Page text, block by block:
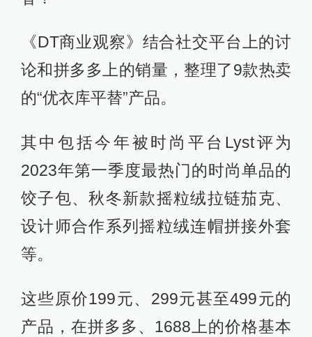
《DT商业观察》结合社交平台上的讨
论和拼多多上的销量，整理了9款热卖
的“优衣库平替”产品。
其中包括今年被时尚平台Lyst评为
2023年第一季度最热门的时尚单品的
饺子包、秋冬新款摇粒绒拉链茄克、
设计师合作系列摇粒绒连帽拼接外套
等。
这些原价199元、299元甚至499元的
产品，在拼多多、1688上的价格基本